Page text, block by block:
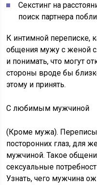
Секстинг на
поиск партнера
К интимной переписке,
общения мужу с женой
и понимать, что могут
стороны вроде бы
этому и принять.
С любимым мужчиной
(Кроме мужа).
посторонних глаз,
мужчиной. Такое
сексуальные
Узнать, чего мужчина